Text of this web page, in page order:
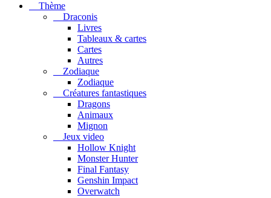
Thème
Draconis
Livres
Tableaux & cartes
Cartes
Autres
Zodiaque
Zodiaque
Créatures fantastiques
Dragons
Animaux
Mignon
Jeux video
Hollow Knight
Monster Hunter
Final Fantasy
Genshin Impact
Overwatch